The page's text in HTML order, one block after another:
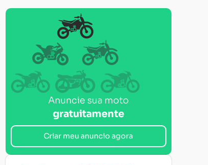
Anuncie sua moto
gratuitamente
Criar meu anuncio agora